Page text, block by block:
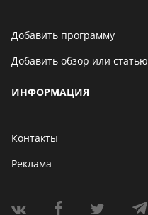
Добавить программу
Добавить обзор или статью
ИНФОРМАЦИЯ
Контакты
Реклама